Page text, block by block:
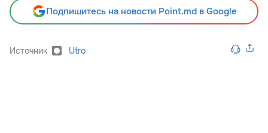
Подпишитесь на новости Point.md в Google
Источник Utro